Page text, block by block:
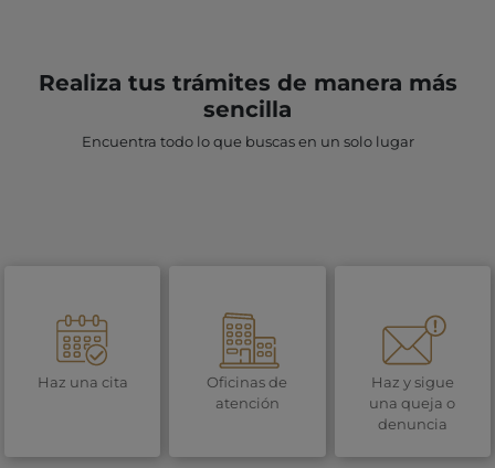
Realiza tus trámites de manera más
sencilla
Encuentra todo lo que buscas en un solo lugar
Haz una cita
Oficinas de
atención
Haz y sigue
una queja o
denuncia